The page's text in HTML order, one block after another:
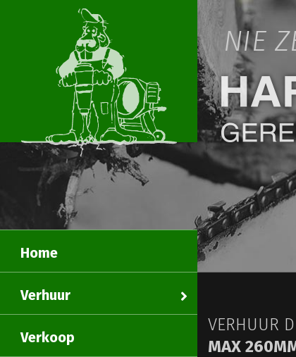
NIE
Home
Verhuur
Verkoop
VERHUUR
MAX